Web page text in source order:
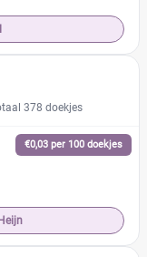
378 doekjes
€0,03 per 100 doekjes